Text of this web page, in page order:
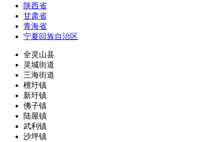
陕西省
甘肃省
青海省
宁夏回族自治区
全灵山县
灵城街道
三海街道
檀圩镇
新圩镇
佛子镇
陆屋镇
武利镇
沙坪镇